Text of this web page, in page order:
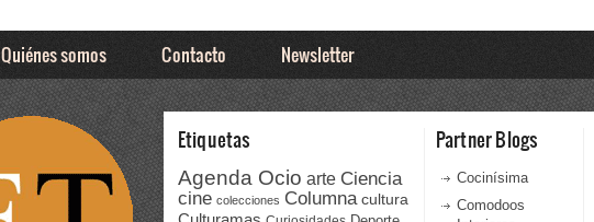
Quiénes somos Contacto Newsletter
Etiquetas
Agenda Ocio arte Ciencia
cine colecciones Columna cultura
Partner Blogs
Cocinísima
Comodoos